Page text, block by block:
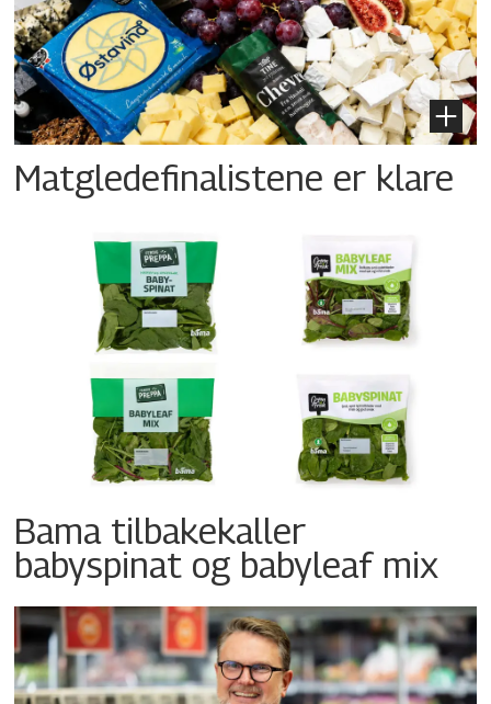
Matgledefinalistene er klare
Bama tilbakekaller
babyspinat og babyleaf mix